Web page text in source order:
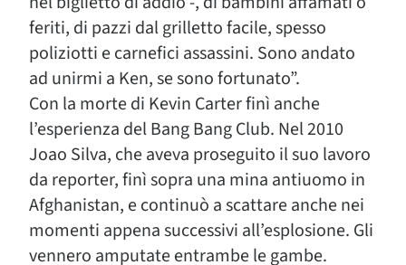
feriti, di pazzi dal grilletto facile, spesso
poliziotti e carnefici assassini. Sono andato
ad unirmi a Ken, se sono fortunato”.
Con la morte di Kevin Carter finì anche
l’esperienza del Bang Bang Club. Nel 2010
Joao Silva, che aveva proseguito il suo lavoro
da reporter, finì sopra una mina antiuomo in
Afghanistan, e continuò a scattare anche nei
momenti appena successivi all’esplosione. Gli
vennero amputate entrambe le gambe.